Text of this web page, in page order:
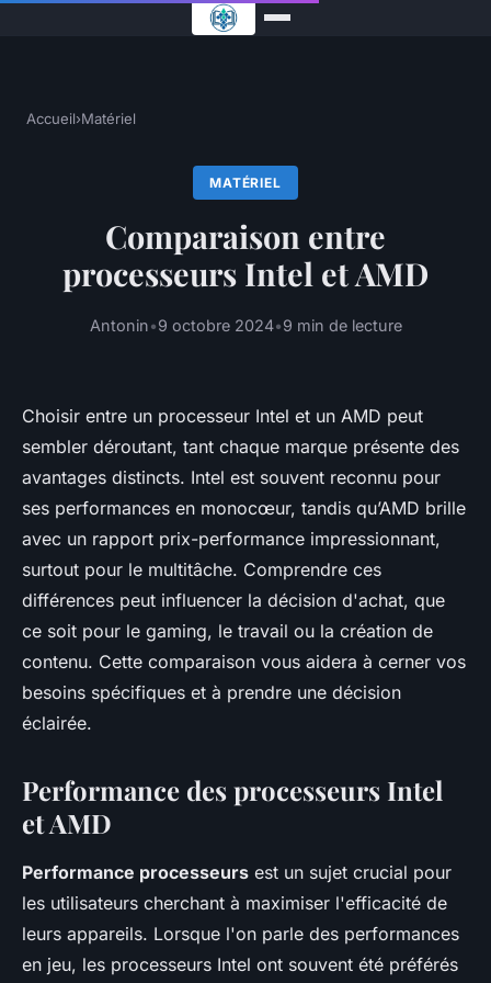
Accueil›Matériel
MATÉRIEL
Comparaison entre
processeurs Intel et AMD
Antonin•9 octobre 2024•9 min de lecture
Choisir entre un processeur Intel et un AMD peut
sembler déroutant, tant chaque marque présente des
avantages distincts. Intel est souvent reconnu pour
ses performances en monocœur, tandis qu’AMD brille
avec un rapport prix-performance impressionnant,
surtout pour le multitâche. Comprendre ces
différences peut influencer la décision d'achat, que
ce soit pour le gaming, le travail ou la création de
contenu. Cette comparaison vous aidera à cerner vos
besoins spécifiques et à prendre une décision
éclairée.
Performance des processeurs Intel
et AMD
Performance processeurs est un sujet crucial pour
les utilisateurs cherchant à maximiser l'efficacité de
leurs appareils. Lorsque l'on parle des performances
en jeu, les processeurs Intel ont souvent été préférés